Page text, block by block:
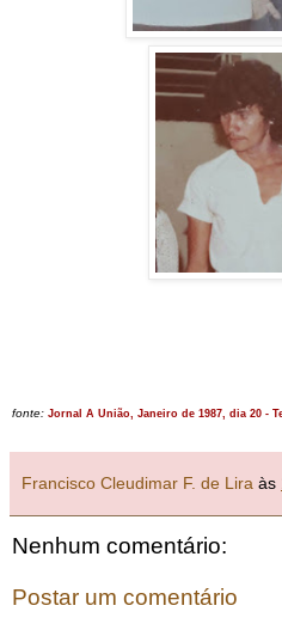
fonte: Jornal A União, Janeiro de 1987, dia 20 -
Francisco Cleudimar F. de Lira às
Nenhum comentário:
Postar um comentário